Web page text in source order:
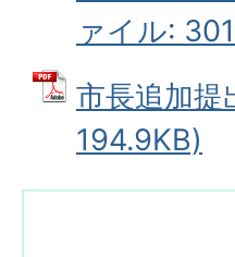
ァイル:
市長追加提
194.9KB)